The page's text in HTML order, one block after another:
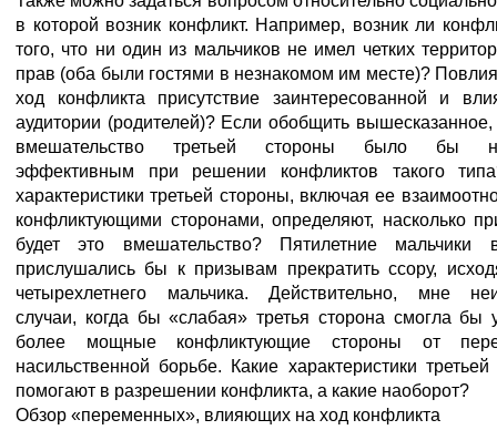
в которой возник конфликт. Например, возник ли
того, что ни один из мальчиков не имел четких
прав (оба были гостями в незнакомом им месте)?
ход конфликта присутствие заинтересованной и
аудитории (родителей)? Если обобщить вышесказанное,
вмешательство третьей стороны было бы
эффективным при решении конфликтов такого
характеристики третьей стороны, включая ее
конфликтующими сторонами, определяют, насколько
будет это вмешательство? Пятилетние мальчики
прислушались бы к призывам прекратить ссору,
четырехлетнего мальчика. Действительно, мне
случаи, когда бы «слабая» третья сторона смогла бы
более мощные конфликтующие стороны от
насильственной борьбе. Какие характеристики
помогают в разрешении конфликта, а какие наоборот?
Обзор «переменных», влияющих на ход конфликта